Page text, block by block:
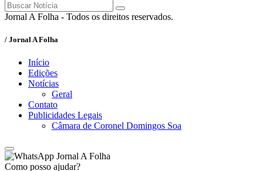
Jornal A Folha - Todos os direitos reservados.
/ Jornal A Folha
Início
Edições
Notícias
Geral
Contato
Publicidades Legais
Câmara de Coronel Domingos Soa
Jornal A Folha
Como posso ajudar?